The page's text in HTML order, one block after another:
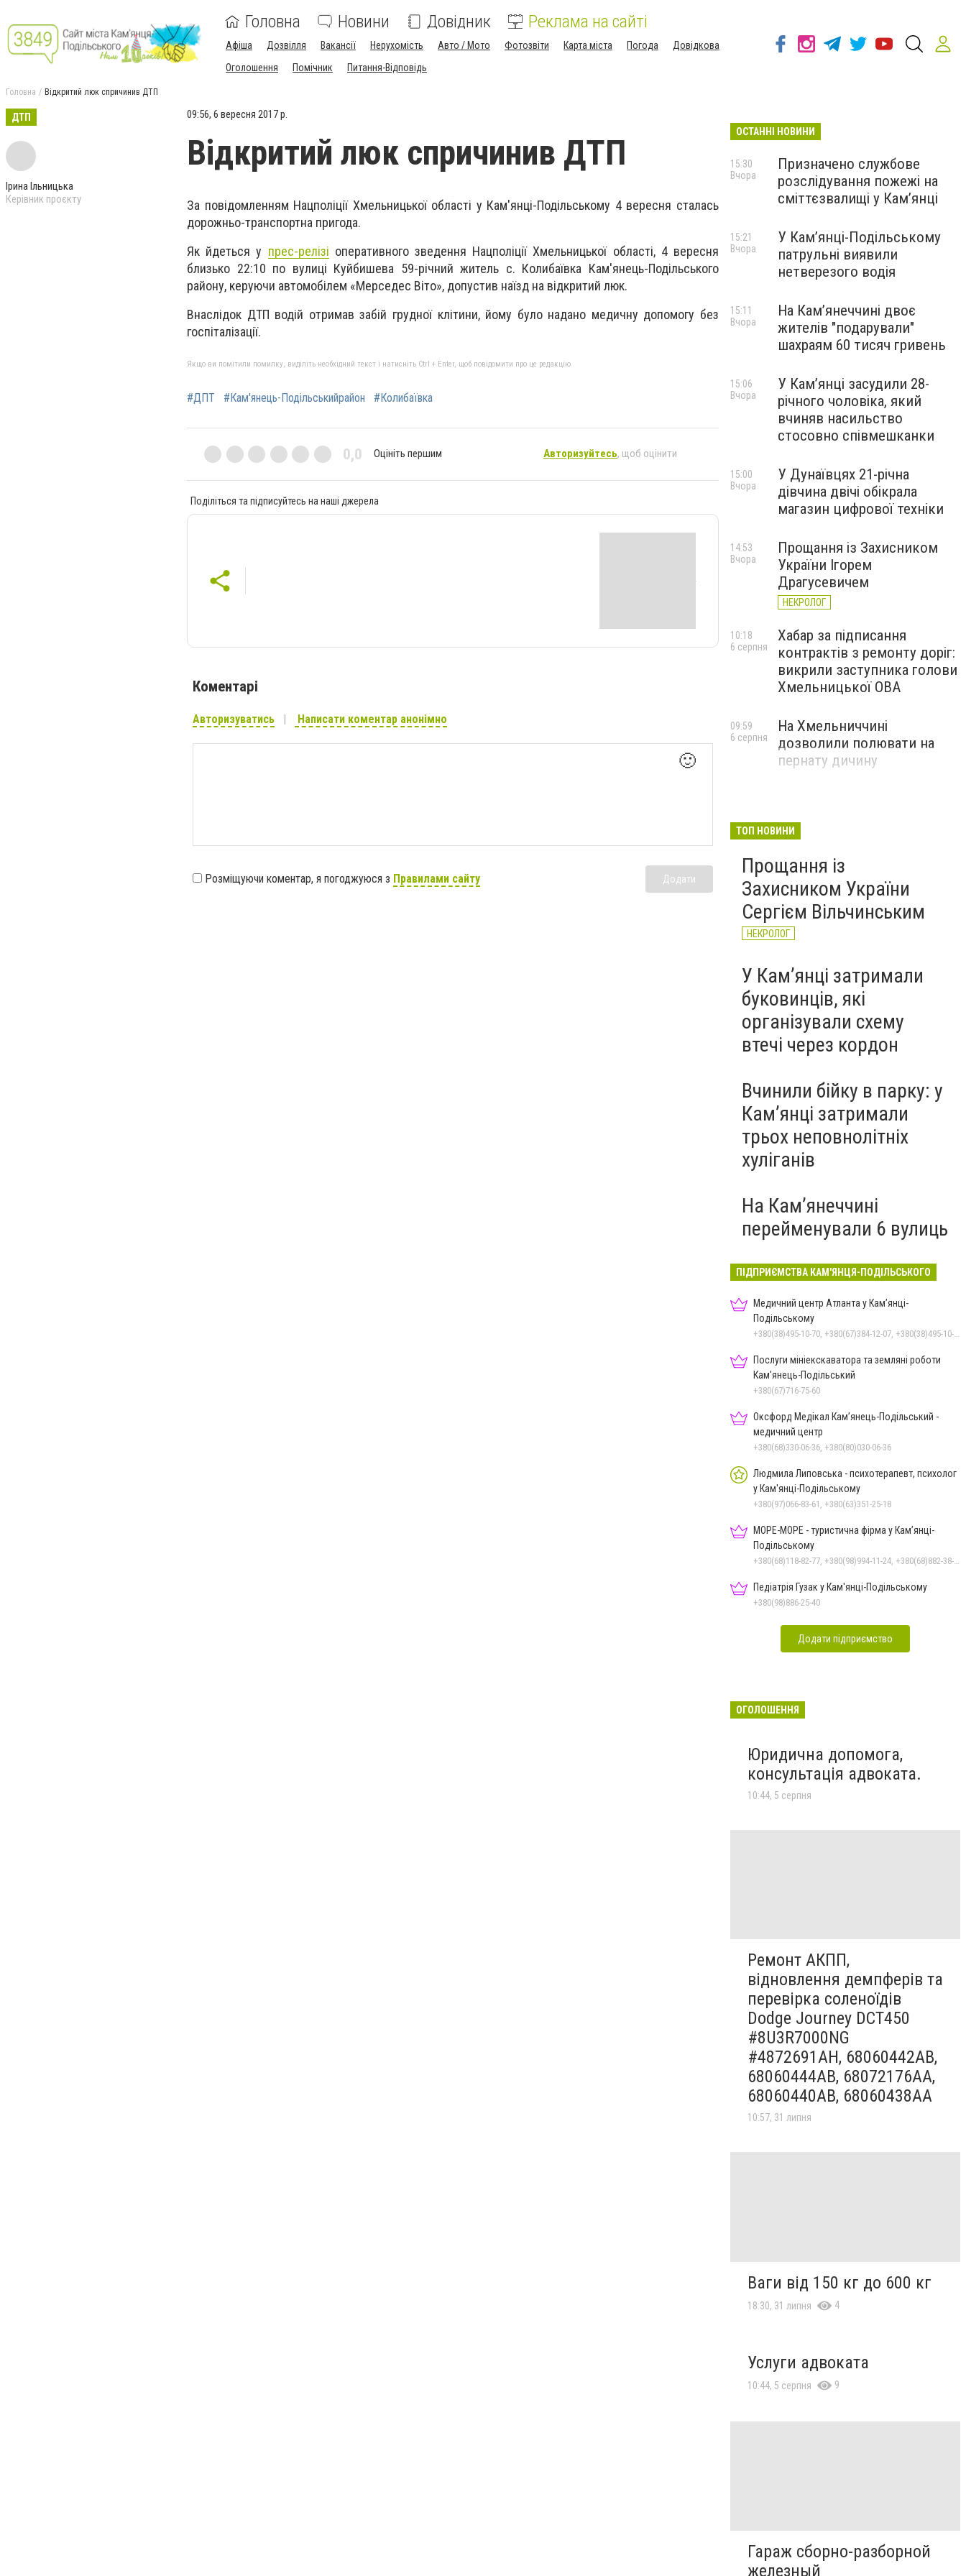
Головна Новини Довідник Реклама на сайті
Афіша Дозвілля Вакансії Нерухомість Авто / Мото Фотозвіти Карта міста Погода
Довідкова
Оголошення
Помічник Питання-Відповідь
Головна Відкритий люк спричинив ДТП
ДТП
Ірина Ільницька
Керівник проєкту
09:56, 6 вересня 2017 р.
Відкритий люк спричинив ДТП
За повідомленням Нацполіції Хмельницької області у Кам'янці-Подільському 4 вересня сталась
дорожньо-транспортна пригода.
Як йдеться у прес-релізі оперативного зведення Нацполіції Хмельницької області, 4 вересня
близько 22:10 по вулиці Куйбишева 59-річний житель с. Колибаївка Кам'янець-Подільського
району, керуючи автомобілем «Мерседес Віто», допустив наїзд на відкритий люк.
Внаслідок ДТП водій отримав забій грудної клітини, йому було надано медичну допомогу без
госпіталізації.
Якщо ви помітили помилку, виділіть необхідний текст і натисніть Ctrl + Enter, щоб повідомити про це редакцію
#ДПТ #Кам'янець-Подільськийрайон #Колибаївка
0,0 Оцініть першим Авторизуйтесь, щоб оцінити
Поділіться та підписуйтесь на наші джерела
Коментарі
Авторизуватись Написати коментар анонімно
🙂
Розміщуючи коментар, я погоджуюся з Правилами сайту Додати
ОСТАННІ НОВИНИ
Призначено службове
розслідування пожежі на
сміттєзвалищі у Кам’янці
15:30
Вчора
У Кам’янці-Подільському
патрульні виявили
нетверезого водія
15:21
Вчора
На Камʼянеччині двоє
жителів "подарували"
шахраям 60 тисяч гривень
15:11
Вчора
У Камʼянці засудили 28-
річного чоловіка, який
вчиняв насильство
стосовно співмешканки
15:06
Вчора
У Дунаївцях 21-річна
дівчина двічі обікрала
магазин цифрової техніки
15:00
Вчора
Прощання із Захисником
України Ігорем
Драгусевичем
НЕКРОЛОГ
14:53
Вчора
Хабар за підписання
контрактів з ремонту доріг:
викрили заступника голови
Хмельницької ОВА
10:18
6 серпня
На Хмельниччині
дозволили полювати на
пернату дичину
09:59
6 серпня
ТОП НОВИНИ
Прощання із
Захисником України
Сергієм Вільчинським
НЕКРОЛОГ
У Кам’янці затримали
буковинців, які
організували схему
втечі через кордон
Вчинили бійку в парку: у
Кам’янці затримали
трьох неповнолітніх
хуліганів
На Камʼянеччині
перейменували 6 вулиць
ПІДПРИЄМСТВА КАМ'ЯНЦЯ-ПОДІЛЬСЬКОГО
Медичний центр Атланта у Кам’янці-
Подільському
+380(38)495-10-70, +380(67)384-12-07, +380(38)495-10-80
Послуги мініекскаватора та земляні роботи
Кам'янець-Подільський
+380(67)716-75-60
Оксфорд Медікал Кам’янець-Подільський -
медичний центр
+380(68)330-06-36, +380(80)030-06-36
Людмила Липовська - психотерапевт, психолог
у Кам'янці-Подільському
+380(97)066-83-61, +380(63)351-25-18
МОРЕ-МОРЕ - туристична фірма у Кам’янці-
Подільському
+380(68)118-82-77, +380(98)994-11-24, +380(68)882-38-28
Педіатрія Гузак у Кам'янці-Подільському
+380(98)886-25-40
Додати підприємство
ОГОЛОШЕННЯ
Юридична допомога,
консультація адвоката.
10:44, 5 серпня
Ремонт АКПП,
відновлення демпферів та
перевірка соленоїдів
Dodge Journey DCT450
#8U3R7000NG
#4872691AH, 68060442AB,
68060444AB, 68072176AA,
68060440AB, 68060438AA
10:57, 31 липня
Ваги від 150 кг до 600 кг
18:30, 31 липня 4
Услуги адвоката
10:44, 5 серпня 9
Гараж сборно-разборной
железный